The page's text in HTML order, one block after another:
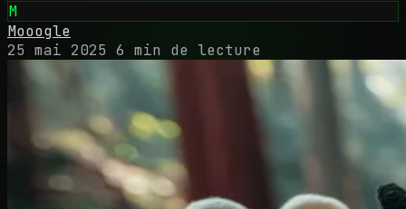
M
Mooogle
25 mai 2025 6 min de lecture